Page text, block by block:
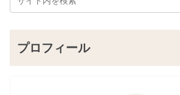
プロフィール